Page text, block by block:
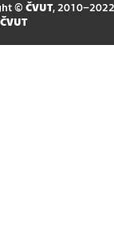
© ČVUT, 2010–2022